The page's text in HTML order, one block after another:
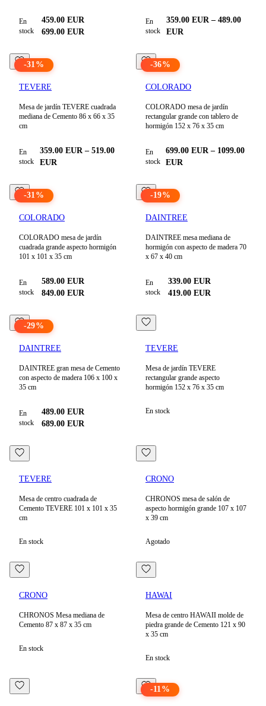
En
stock
459.00 EUR
699.00 EUR
En
stock
359.00 EUR –489.00
EUR
-31%
TEVERE
Mesa de jardín TEVERE cuadrada
mediana de Cemento 86 x 66 x 35
cm
En
stock
359.00 EUR –519.00
EUR
-36%
COLORADO
COLORADO mesa de jardín
rectangular grande con tablero de
hormigón 152 x 76 x 35 cm
En
stock
699.00 EUR – 1099.00
EUR
-31%
COLORADO
COLORADO mesa de jardín
cuadrada grande aspecto hormigón
101 x 101 x 35 cm
En
stock
589.00 EUR
849.00 EUR
-19%
DAINTREE
DAINTREE mesa mediana de
hormigón con aspecto de madera 70
x 67 x 40 cm
En
stock
339.00 EUR
419.00 EUR
-29%
DAINTREE
DAINTREE gran mesa de Cemento
con aspecto de madera 106 x 100 x
35 cm
En
stock
489.00 EUR
689.00 EUR
TEVERE
Mesa de jardín TEVERE
rectangular grande aspecto
hormigón 152 x 76 x 35 cm
En stock
TEVERE
Mesa de centro cuadrada de
Cemento TEVERE 101 x 101 x 35
cm
En stock
CRONO
CHRONOS mesa de salón de
aspecto hormigón grande 107 x 107
x 39 cm
Agotado
CRONO
CHRONOS Mesa mediana de
Cemento 87 x 87 x 35 cm
En stock
HAWAI
Mesa de centro HAWAII molde de
piedra grande de Cemento 121 x 90
x 35 cm
En stock
-11%